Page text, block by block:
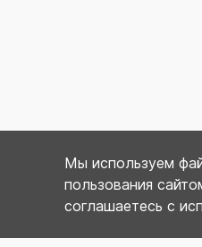
Мы используем
пользования
соглашаетесь с